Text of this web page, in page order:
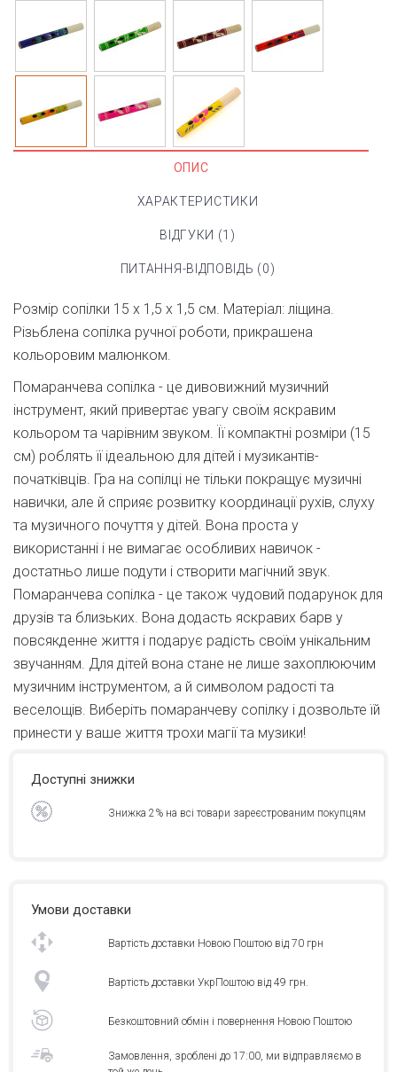
ОПИС
ХАРАКТЕРИСТИКИ
ВІДГУКИ (1)
ПИТАННЯ-ВІДПОВІДЬ (0)
Розмір сопілки 15 х 1,5 х 1,5 см. Матеріал: ліщина.
Різьблена сопілка ручної роботи, прикрашена
кольоровим малюнком.
Помаранчева сопілка - це дивовижний музичний
інструмент, який привертає увагу своїм яскравим
кольором та чарівним звуком. Її компактні розміри (15
см) роблять її ідеальною для дітей і музикантів-
початківців. Гра на сопілці не тільки покращує музичні
навички, але й сприяє розвитку координації рухів, слуху
та музичного почуття у дітей. Вона проста у
використанні і не вимагає особливих навичок -
достатньо лише подути і створити магічний звук.
Помаранчева сопілка - це також чудовий подарунок для
друзів та близьких. Вона додасть яскравих барв у
повсякденне життя і подарує радість своїм унікальним
звучанням. Для дітей вона стане не лише захоплюючим
музичним інструментом, а й символом радості та
веселощів. Виберіть помаранчеву сопілку і дозвольте їй
принести у ваше життя трохи магії та музики!
Доступні знижки
Знижка 2% на всі товари зареєстрованим покупцям
Умови доставки
Вартість доставки Новою Поштою від 70 грн
Вартість доставки УкрПоштою від 49 грн.
Безкоштовний обмін і повернення Новою Поштою
Замовлення, зроблені до 17:00, ми відправляємо в